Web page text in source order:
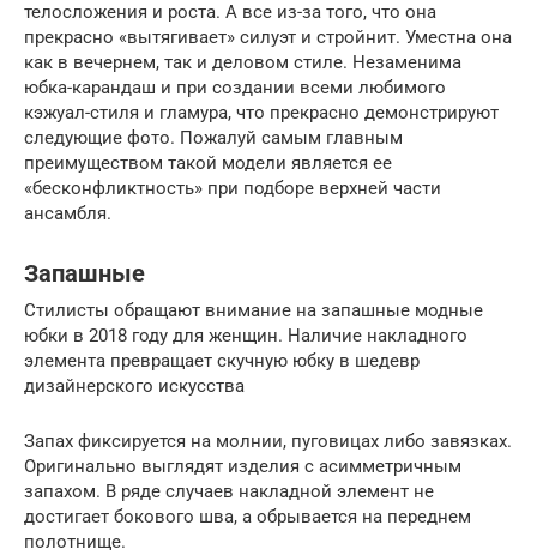
телосложения и роста. А все из-за того, что она
прекрасно «вытягивает» силуэт и стройнит. Уместна она
как в вечернем, так и деловом стиле. Незаменима
юбка-карандаш и при создании всеми любимого
кэжуал-стиля и гламура, что прекрасно демонстрируют
следующие фото. Пожалуй самым главным
преимуществом такой модели является ее
«бесконфликтность» при подборе верхней части
ансамбля.
Запашные
Стилисты обращают внимание на запашные модные
юбки в 2018 году для женщин. Наличие накладного
элемента превращает скучную юбку в шедевр
дизайнерского искусства
Запах фиксируется на молнии, пуговицах либо завязках.
Оригинально выглядят изделия с асимметричным
запахом. В ряде случаев накладной элемент не
достигает бокового шва, а обрывается на переднем
полотнище.